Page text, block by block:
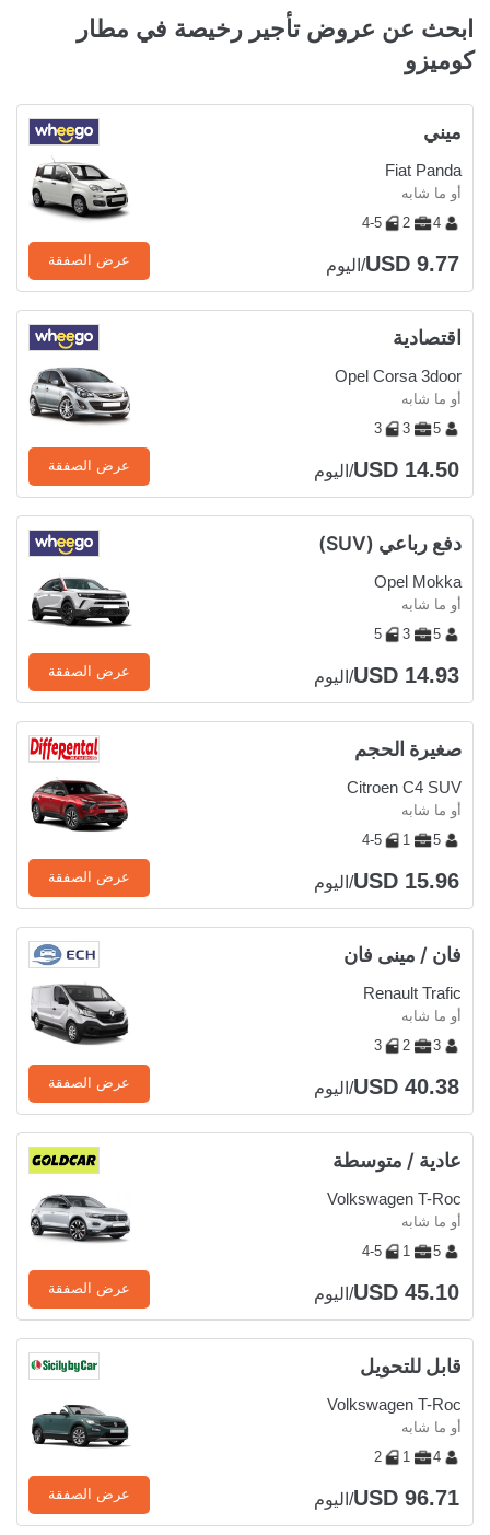
ابحث عن عروض تأجير رخيصة في مطار
كوميزو
ميني
Fiat Panda
أو ما شابه
4
2
4-5
USD 9.77/اليوم عرض الصفقة
اقتصادية
Opel Corsa 3door
أو ما شابه
5
3
3
USD 14.50/اليوم عرض الصفقة
دفع رباعي (SUV)
Opel Mokka
أو ما شابه
5
3
5
USD 14.93/اليوم عرض الصفقة
صغيرة الحجم
Citroen C4 SUV
أو ما شابه
5
1
4-5
USD 15.96/اليوم عرض الصفقة
فان / مينى فان
Renault Trafic
أو ما شابه
3
2
3
USD 40.38/اليوم عرض الصفقة
عادية / متوسطة
Volkswagen T-Roc
أو ما شابه
5
1
4-5
USD 45.10/اليوم عرض الصفقة
قابل للتحويل
Volkswagen T-Roc
أو ما شابه
4
1
2
USD 96.71/اليوم عرض الصفقة